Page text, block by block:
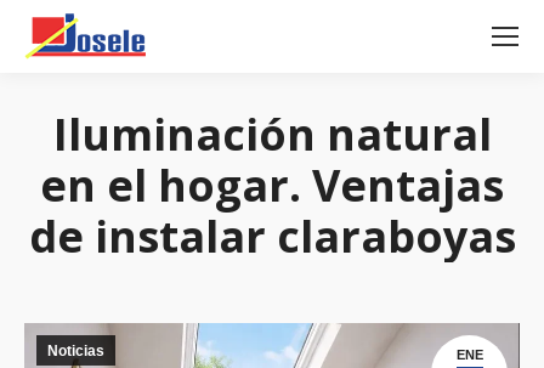
Iluminación natural
en el hogar. Ventajas
de instalar claraboyas
ENE
Noticias